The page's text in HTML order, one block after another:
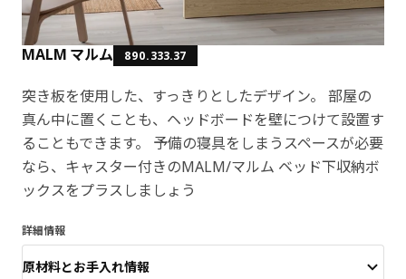
MALM マルム 890.333.37
突き板を使用した、すっきりとしたデザイン。 部屋の
真ん中に置くことも、ヘッドボードを壁につけて設置す
ることもできます。 予備の寝具をしまうスペースが必要
なら、キャスター付きのMALM/マルム ベッド下収納ボ
ックスをプラスしましょう
詳細情報
原材料とお手入れ情報